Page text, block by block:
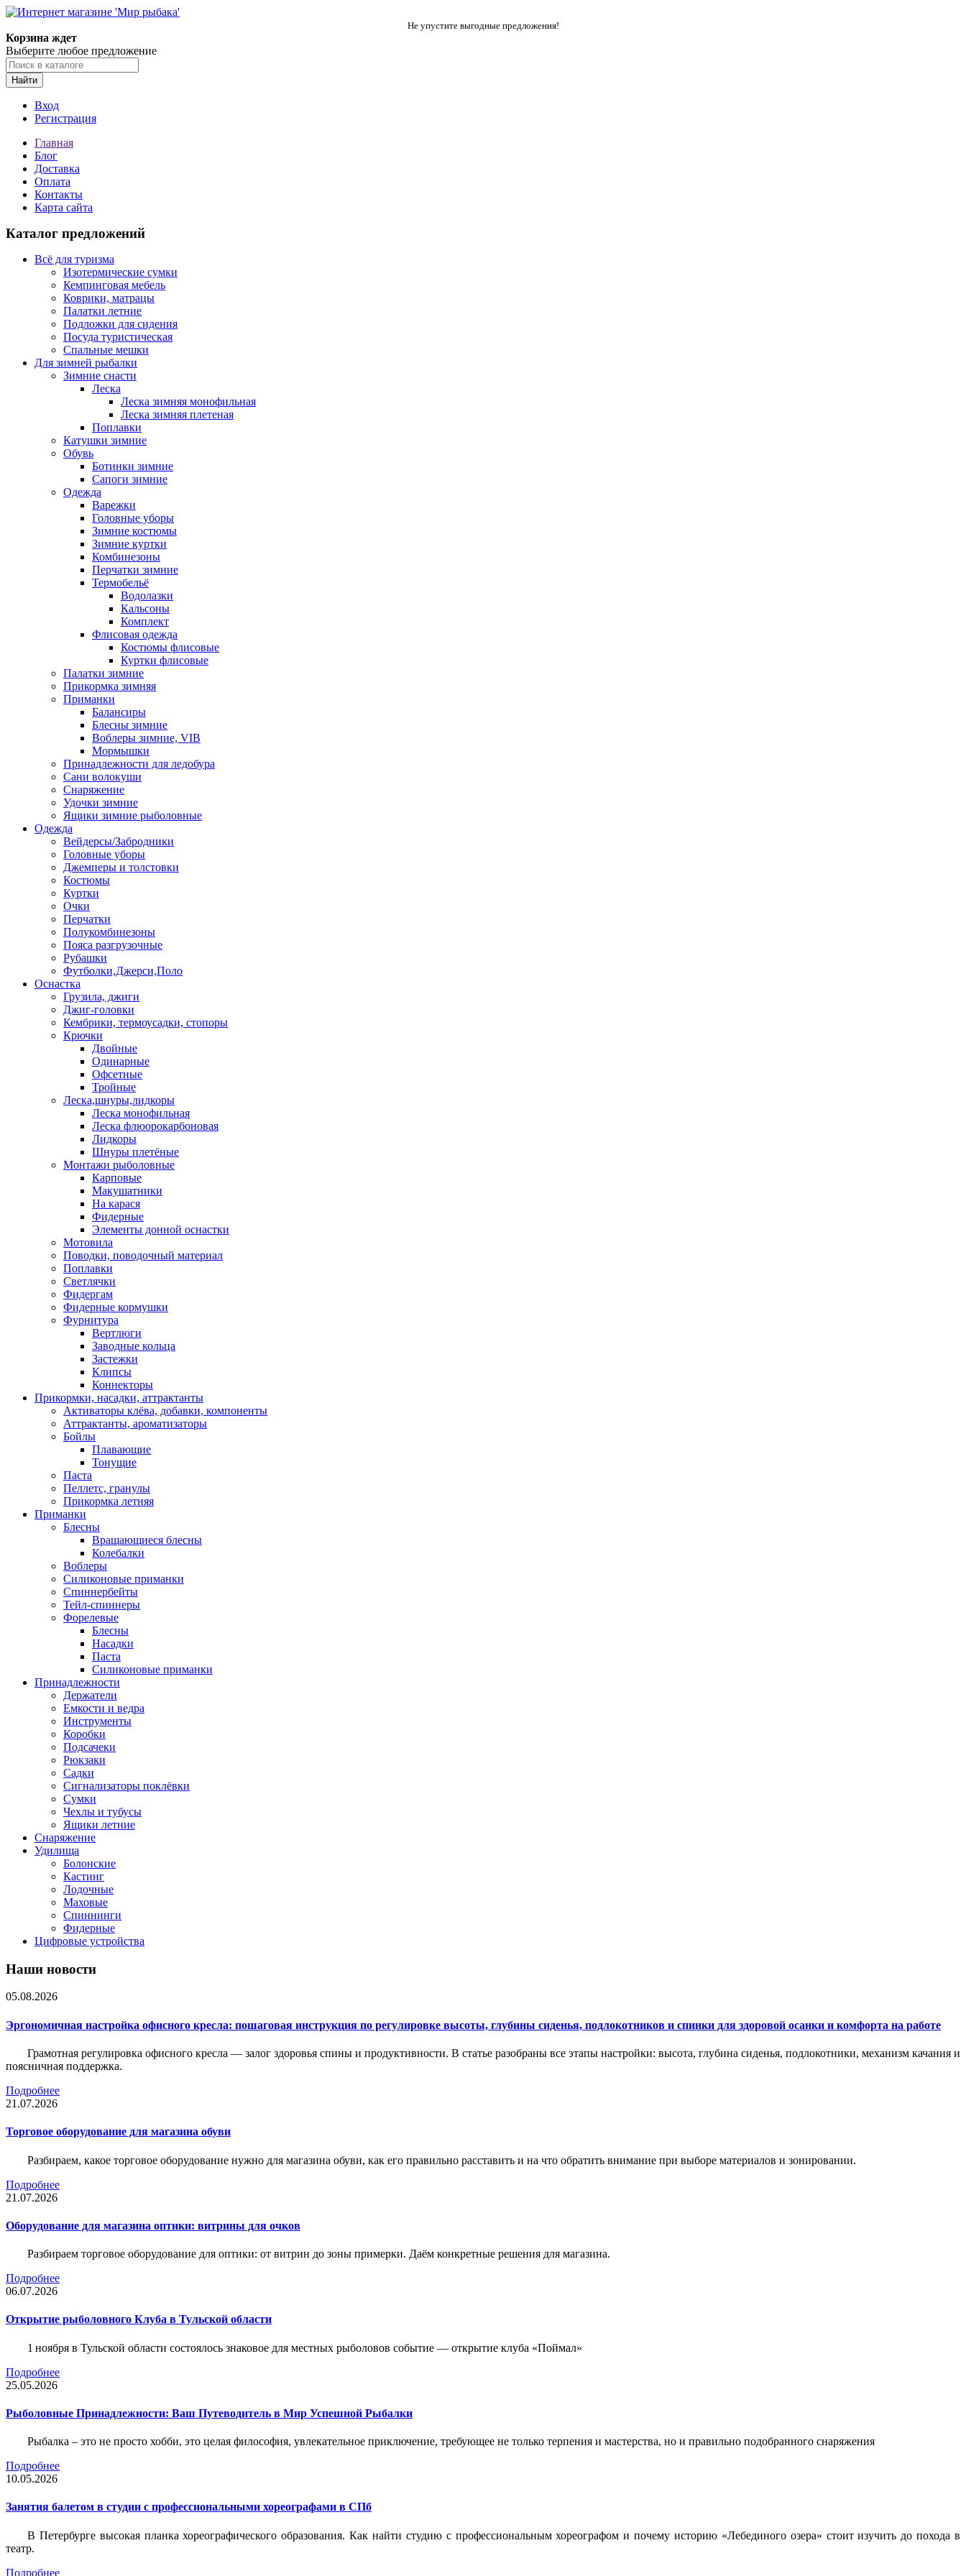
Не упустите выгодные предложения!
Корзина ждет
Выберите любое предложение
Найти
Вход
Регистрация
Главная
Блог
Доставка
Оплата
Контакты
Карта сайта
Каталог предложений
Всё для туризма
Изотермические сумки
Кемпинговая мебель
Коврики, матрацы
Палатки летние
Подложки для сидения
Посуда туристическая
Спальные мешки
Для зимней рыбалки
Зимние снасти
Леска
Леска зимняя монофильная
Леска зимняя плетеная
Поплавки
Катушки зимние
Обувь
Ботинки зимние
Сапоги зимние
Одежда
Варежки
Головные уборы
Зимние костюмы
Зимние куртки
Комбинезоны
Перчатки зимние
Термобельё
Водолазки
Кальсоны
Комплект
Флисовая одежда
Костюмы флисовые
Куртки флисовые
Палатки зимние
Прикормка зимняя
Приманки
Балансиры
Блесны зимние
Воблеры зимние, VIB
Мормышки
Принадлежности для ледобура
Сани волокуши
Снаряжение
Удочки зимние
Ящики зимние рыболовные
Одежда
Вейдерсы/Забродники
Головные уборы
Джемперы и толстовки
Костюмы
Куртки
Очки
Перчатки
Полукомбинезоны
Пояса разгрузочные
Рубашки
Футболки,Джерси,Поло
Оснастка
Грузила, джиги
Джиг-головки
Кембрики, термоусадки, стопоры
Крючки
Двойные
Одинарные
Офсетные
Тройные
Леска,шнуры,лидкоры
Леска монофильная
Леска флюорокарбоновая
Лидкоры
Шнуры плетёные
Монтажи рыболовные
Карповые
Макушатники
На карася
Фидерные
Элементы донной оснастки
Мотовила
Поводки, поводочный материал
Поплавки
Светлячки
Фидергам
Фидерные кормушки
Фурнитура
Вертлюги
Заводные кольца
Застежки
Клипсы
Коннекторы
Прикормки, насадки, аттрактанты
Активаторы клёва, добавки, компоненты
Аттрактанты, ароматизаторы
Бойлы
Плавающие
Тонущие
Паста
Пеллетс, гранулы
Прикормка летняя
Приманки
Блесны
Вращающиеся блесны
Колебалки
Воблеры
Силиконовые приманки
Спиннербейты
Тейл-спиннеры
Форелевые
Блесны
Насадки
Паста
Силиконовые приманки
Принадлежности
Держатели
Емкости и ведра
Инструменты
Коробки
Подсачеки
Рюкзаки
Садки
Сигнализаторы поклёвки
Сумки
Чехлы и тубусы
Ящики летние
Снаряжение
Удилища
Болонские
Кастинг
Лодочные
Маховые
Спиннинги
Фидерные
Цифровые устройства
Наши новости
05.08.2026
Эргономичная настройка офисного кресла: пошаговая инструкция по регулировке высоты, глубины сиденья, подлокотников и спинки для здоровой осанки и комфорта на работе
Грамотная регулировка офисного кресла — залог здоровья спины и продуктивности. В статье разобраны все этапы настройки: высота, глубина сиденья, подлокотники, механизм качания и
поясничная поддержка.
Подробнее
21.07.2026
Торговое оборудование для магазина обуви
Разбираем, какое торговое оборудование нужно для магазина обуви, как его правильно расставить и на что обратить внимание при выборе материалов и зонировании.
Подробнее
21.07.2026
Оборудование для магазина оптики: витрины для очков
Разбираем торговое оборудование для оптики: от витрин до зоны примерки. Даём конкретные решения для магазина.
Подробнее
06.07.2026
Открытие рыболовного Клуба в Тульской области
1 ноября в Тульской области состоялось знаковое для местных рыболовов событие — открытие клуба «Поймал»
Подробнее
25.05.2026
Рыболовные Принадлежности: Ваш Путеводитель в Мир Успешной Рыбалки
Рыбалка – это не просто хобби, это целая философия, увлекательное приключение, требующее не только терпения и мастерства, но и правильно подобранного снаряжения
Подробнее
10.05.2026
Занятия балетом в студии с профессиональными хореографами в СПб
В Петербурге высокая планка хореографического образования. Как найти студию с профессиональным хореографом и почему историю «Лебединого озера» стоит изучить до похода в
театр.
Подробнее